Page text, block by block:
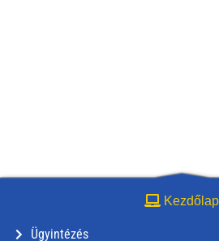
Kezdőlap
Ügyintézés